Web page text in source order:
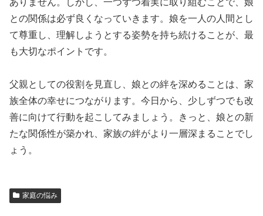
との関係は必ず良くなっていきます。娘を一人の人間とし
て尊重し、理解しようとする姿勢を持ち続けることが、最
も大切なポイントです。
父親としての役割を見直し、娘との絆を深めることは、家
族全体の幸せにつながります。今日から、少しずつでも改
善に向けて行動を起こしてみましょう。きっと、娘との新
たな関係性が築かれ、家族の絆がより一層深まることでし
ょう。
家庭の悩み